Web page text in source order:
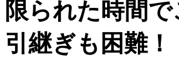
限られた時間
引継ぎも困難！